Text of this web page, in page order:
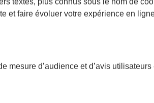
et faire évoluer votre expérience en
mesure d’audience et d’avis